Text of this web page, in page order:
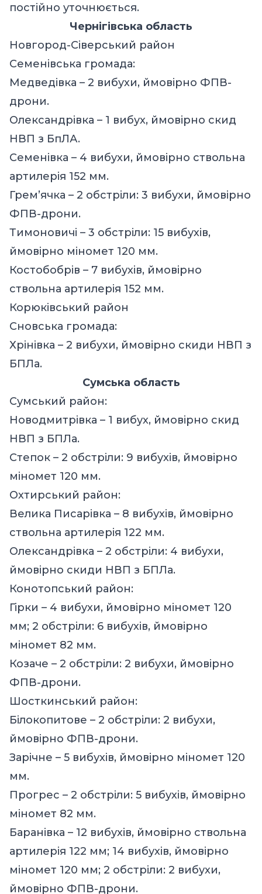
постійно уточнюється.
Чернігівська область
Новгород-Сіверський район
Семенівська громада:
Медведівка – 2 вибухи, ймовірно ФПВ-
дрони.
Олександрівка – 1 вибух, ймовірно скид
НВП з БпЛА.
Семенівка – 4 вибухи, ймовірно ствольна
артилерія 152 мм.
Грем’ячка – 2 обстріли: 3 вибухи, ймовірно
ФПВ-дрони.
Тимоновичі – 3 обстріли: 15 вибухів,
ймовірно міномет 120 мм.
Костобобрів – 7 вибухів, ймовірно
ствольна артилерія 152 мм.
Корюківський район
Сновська громада:
Хрінівка – 2 вибухи, ймовірно скиди НВП з
БПЛа.
Сумська область
Сумський район:
Новодмитрівка – 1 вибух, ймовірно скид
НВП з БПЛа.
Степок – 2 обстріли: 9 вибухів, ймовірно
міномет 120 мм.
Охтирський район:
Велика Писарівка – 8 вибухів, ймовірно
ствольна артилерія 122 мм.
Олександрівка – 2 обстріли: 4 вибухи,
ймовірно скиди НВП з БПЛа.
Конотопський район:
Гірки – 4 вибухи, ймовірно міномет 120
мм; 2 обстріли: 6 вибухів, ймовірно
міномет 82 мм.
Козаче – 2 обстріли: 2 вибухи, ймовірно
ФПВ-дрони.
Шосткинський район:
Білокопитове – 2 обстріли: 2 вибухи,
ймовірно ФПВ-дрони.
Зарічне – 5 вибухів, ймовірно міномет 120
мм.
Прогрес – 2 обстріли: 5 вибухів, ймовірно
міномет 82 мм.
Баранівка – 12 вибухів, ймовірно ствольна
артилерія 122 мм; 14 вибухів, ймовірно
міномет 120 мм; 2 обстріли: 2 вибухи,
ймовірно ФПВ-дрони.